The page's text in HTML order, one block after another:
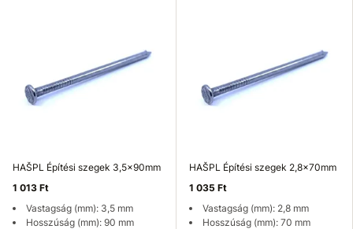
HAŠPL Építési szegek 3,5x90mm
1 013 Ft
Vastagság (mm): 3,5 mm
Hosszúság (mm): 90 mm
HAŠPL Építési szegek 2,8x70mm
1 035 Ft
Vastagság (mm): 2,8 mm
Hosszúság (mm): 70 mm